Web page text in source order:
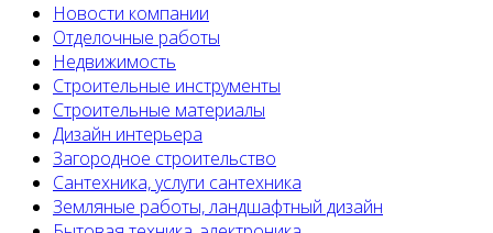
Новости компании
Отделочные работы
Недвижимость
Строительные инструменты
Строительные материалы
Дизайн интерьера
Загородное строительство
Сантехника, услуги сантехника
Земляные работы, ландшафтный дизайн